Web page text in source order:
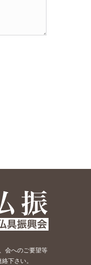
会へのご要望等
下さい。